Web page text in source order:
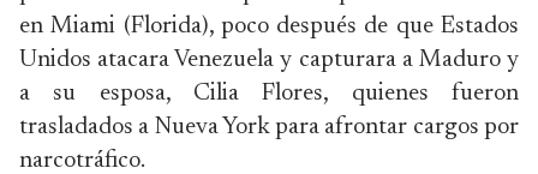
en Miami (Florida), poco después de que Estados
Unidos atacara Venezuela y capturara a Maduro y
a su esposa, Cilia Flores, quienes fueron
trasladados a Nueva York para afrontar cargos por
narcotráfico.